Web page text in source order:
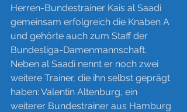
Herren-Bundestrainer Kais al Saadi
gemeinsam erfolgreich die Knaben A
und gehörte auch zum Staff der
Bundesliga-Damenmannschaft.
Neben al Saadi nennt er noch zwei
weitere Trainer, die ihn selbst geprägt
haben: Valentin Altenburg, ein
weiterer Bundestrainer aus Hamburg